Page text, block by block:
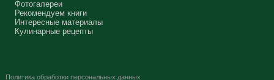
Фотогалереи
Рекомендуем книги
Интересные материалы
Кулинарные рецепты
Политика обработки персональных данных